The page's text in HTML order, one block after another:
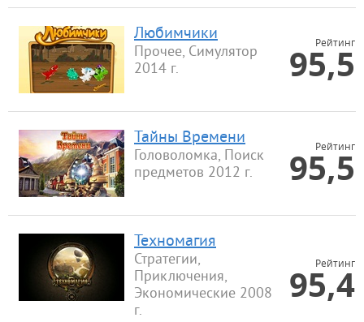
Любимчики
Прочее, Симулятор
2014 г.
Рейтинг
95,5
Тайны Времени
Головоломка, Поиск
предметов 2012 г.
Рейтинг
95,5
Техномагия
Стратегии,
Приключения,
Экономические 2008
г.
Рейтинг
95,4